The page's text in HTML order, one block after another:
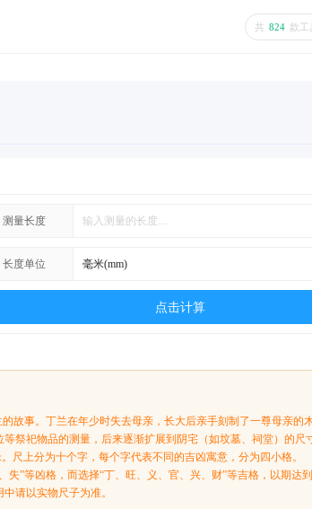
共 824 款工
测量长度
长度单位
点击计算
故事。丁兰在年少时失去母亲，长大后亲手刻制了一尊母亲的
祭祀物品的测量，后来逐渐扩展到阴宅（如坟墓、祠堂）的尺
尺上分为十个字，每个字代表不同的吉凶寓意，分为四小格。
”等凶格，而选择“丁、旺、义、官、兴、财”等吉格，以期达
请以实物尺子为准。